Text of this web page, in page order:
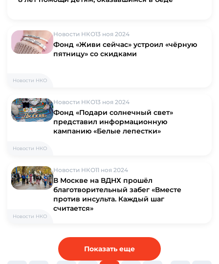
Новости НКО
Новости НКО13 ноя 2024
Фонд «Живи сейчас» устроил «чёрную
пятницу» со скидками
Новости НКО
Новости НКО13 ноя 2024
Фонд «Подари солнечный свет»
представил информационную
кампанию «Белые лепестки»
Новости НКО
Новости НКО11 ноя 2024
В Москве на ВДНХ прошёл
благотворительный забег «Вместе
против инсульта. Каждый шаг
считается»
Показать еще